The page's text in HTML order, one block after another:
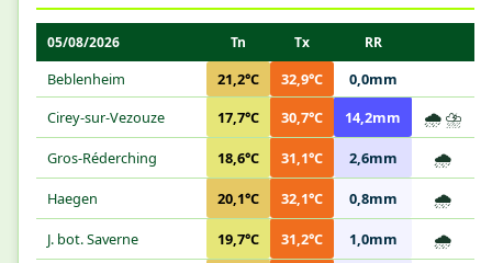
05/08/2026 Tn Tx RR
Beblenheim 21,2°C 32,9°C
0,0mm
Cirey-sur-Vezouze
17,7°C 30,7°C 14,2mm 🌧️ ⛈️
Gros-Réderching 18,6°C 31,1°C 2,6mm 🌧️
Haegen 20,1°C 32,1°C 0,8mm 🌧️
J. bot. Saverne 19,7°C 31,2°C 1,0mm 🌧️